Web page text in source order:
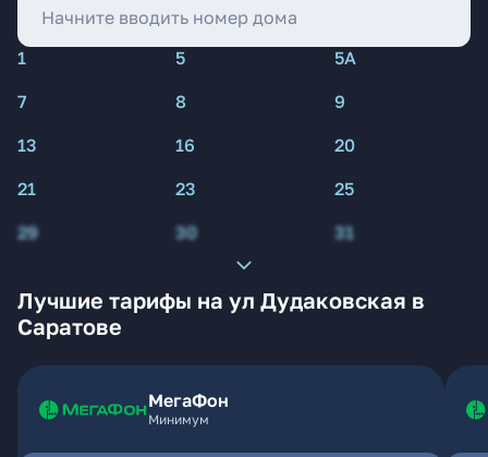
1 5
5А
7
8
9
13
16
20
21
23
25
29
30 31
Лучшие тарифы на ул Дудаковская в
Саратове
МегаФон
Минимум